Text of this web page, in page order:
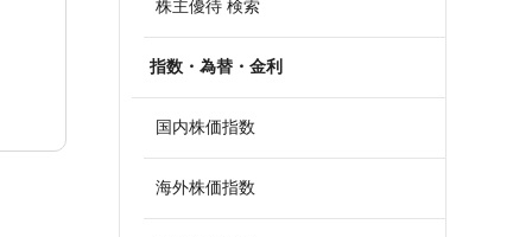
株主優待 検索
指数・為替・金利
国内株価指数
海外株価指数